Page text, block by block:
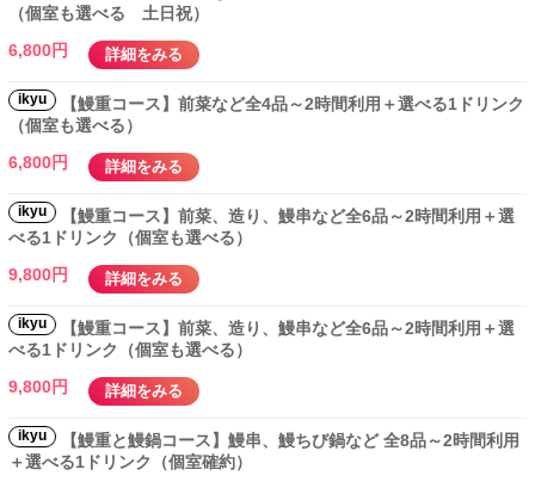
（個室も選べる 土日祝）
6,800円
詳細をみる
ikyu
【鰻重コース】前菜など全4品～2時間利用＋選べる1ドリンク
（個室も選べる）
6,800円
詳細をみる
ikyu
【鰻重コース】前菜、造り、鰻串など全6品～2時間利用＋選
べる1ドリンク（個室も選べる）
9,800円
詳細をみる
ikyu
【鰻重コース】前菜、造り、鰻串など全6品～2時間利用＋選
べる1ドリンク（個室も選べる）
9,800円
詳細をみる
ikyu
【鰻重と鰻鍋コース】鰻串、鰻ちび鍋など 全8品～2時間利用
＋選べる1ドリンク（個室確約）